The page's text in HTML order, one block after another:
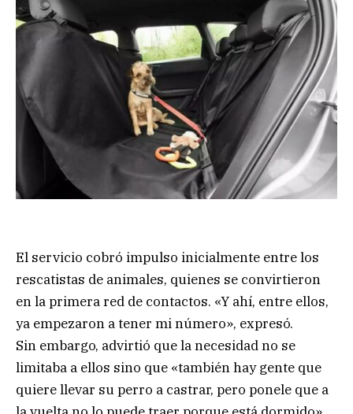
El servicio cobró impulso inicialmente entre los
rescatistas de animales, quienes se convirtieron
en la primera red de contactos. «Y ahí, entre ellos,
ya empezaron a tener mi número», expresó.
Sin embargo, advirtió que la necesidad no se
limitaba a ellos sino que «también hay gente que
quiere llevar su perro a castrar, pero ponele que a